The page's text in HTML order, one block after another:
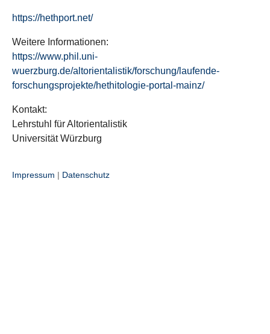
https://hethport.net/
Weitere Informationen:
https://www.phil.uni-
wuerzburg.de/altorientalistik/forschung/laufende-
forschungsprojekte/hethitologie-portal-mainz/
Kontakt:
Lehrstuhl für Altorientalistik
Universität Würzburg
Impressum | Datenschutz